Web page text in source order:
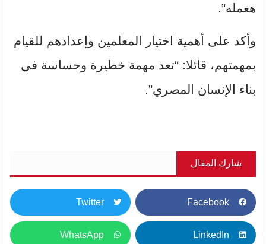
هعمله”.
وأكد على أهمية اختيار المعلمين وإعدادهم للقيام
بمهمتهم، قائلا: “تعد مهمة خطيرة وحساسة في
بناء الإنسان المصري”.
شارك المقال
Facebook
Twitter
LinkedIn
WhatsApp